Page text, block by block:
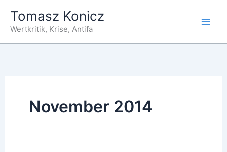
Inhalt
springen
Tomasz Konicz
Wertkritik, Krise, Antifa
November 2014